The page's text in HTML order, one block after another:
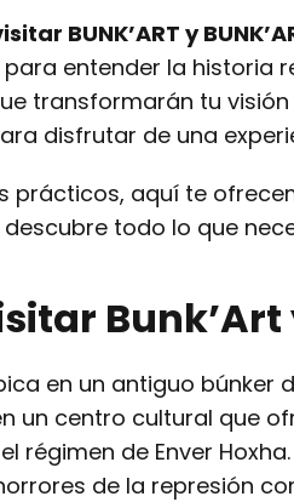
BUNK’ART y
entender la historia
transformarán tu
disfrutar de una
prácticos, aquí te
descubre todo lo que
Bunk’Art
en un antiguo búnker
un centro cultural que
de Enver Hoxha.
de la represión